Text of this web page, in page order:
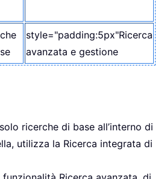
style="padding:5px"Ricerca
avanzata e gestione
ricerche di base all’interno di
utilizza la Ricerca integrata di